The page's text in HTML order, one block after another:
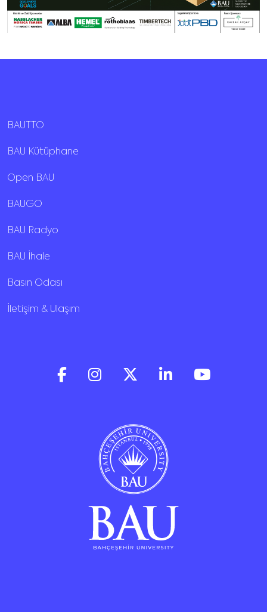
BAUTTO
BAU Kütüphane
Open BAU
BAUGO
BAU Radyo
BAU İhale
Basın Odası
İletişim & Ulaşım